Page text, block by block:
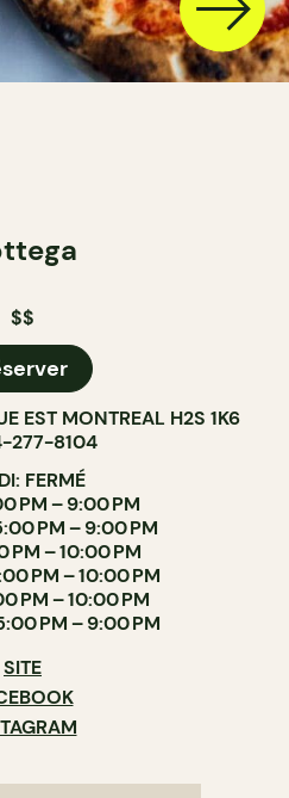
$$
EST MONTREAL H2S 1K6
277-8104
FERMÉ
PM – 9:00 PM
PM – 9:00 PM
PM – 10:00 PM
PM – 10:00 PM
PM – 10:00 PM
PM – 9:00 PM
SITE